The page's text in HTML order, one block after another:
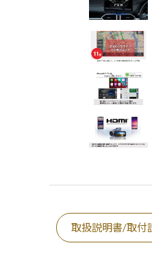
取扱説明書/取付